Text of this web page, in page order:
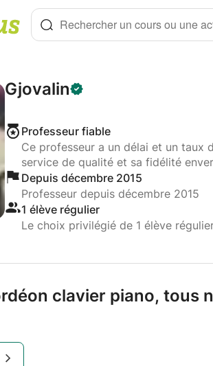
Rechercher un cours ou une
Gjovalin
Professeur fiable
Ce professeur a un délai et un taux
service de qualité et sa fidélité
Depuis décembre 2015
Professeur depuis décembre 2015
1 élève régulier
Le choix privilégié de 1 élève
clavier piano, tous